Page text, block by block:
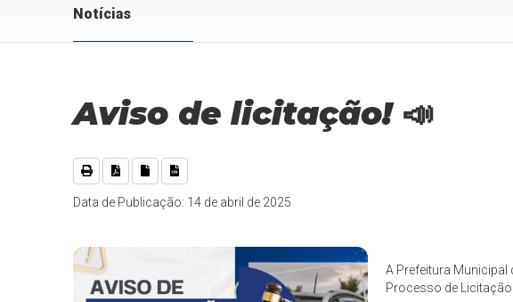
Notícias
Aviso de licitação! 📣
Data de Publicação: 14 de abril de 2025
A Prefeitura
Processo de Licitação.